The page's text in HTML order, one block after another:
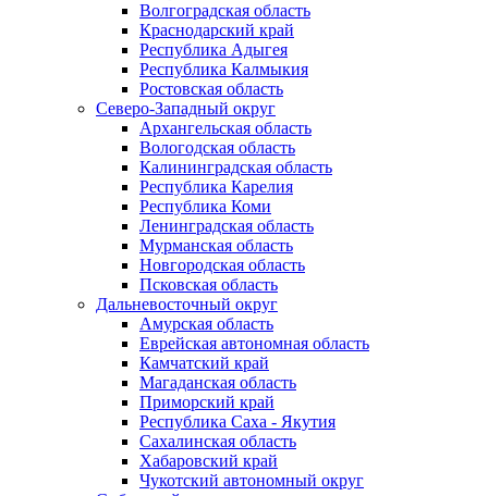
Волгоградская область
Краснодарский край
Республика Адыгея
Республика Калмыкия
Ростовская область
Северо-Западный округ
Архангельская область
Вологодская область
Калининградская область
Республика Карелия
Республика Коми
Ленинградская область
Мурманская область
Новгородская область
Псковская область
Дальневосточный округ
Амурская область
Еврейская автономная область
Камчатский край
Магаданская область
Приморский край
Республика Саха - Якутия
Сахалинская область
Хабаровский край
Чукотский автономный округ